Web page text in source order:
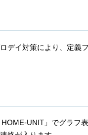
デイ対策により、定義
UNIT」でグラフ